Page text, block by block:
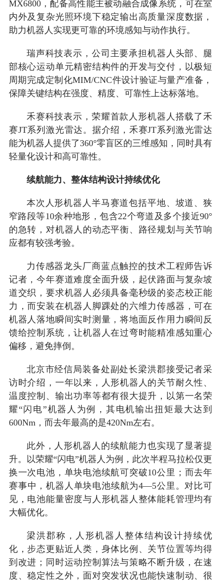
MX6800，配备高性能主被动融合成像系统，可在室
内外及复杂光照环境下稳定输出高质量深度数据，
助力机器人实现更可靠的环境感知与动作执行。
瑞声科技表示，公司主要承担机器人头部、腿
部核心运动单元精密结构件的开发与交付，以极短
周期完成定制化MIM/CNC件设计验证与量产准备，
保障关键结构在强度、精度、可靠性上达标落地。
禾赛科技表示，荣耀首款人形机器人搭载了禾
赛JT系列激光雷达。据介绍，禾赛JT系列激光雷达
能为机器人提供了360°零盲区的三维感知，同时具有
轻量化设计和高可靠性。
续航能力、整体结构设计持续优化
本次人形机器人半马赛道包括平地、坡道、狭
窄路段等10余种地形，包含22个弯道及多个接近90°
的急转，对机器人的动态平衡、路径规划与关节响
应都有较强考验。
力传感器龙头厂商蓝点触控的技术工程师告诉
记者，今年赛道难度全面升级，起伏路面与复杂坡
道交织，要求机器人必须具备毫秒级的姿态校正能
力，而安装在机器人脚踝处的六维力传感器，可在
机器人落地瞬间实时测量，将地面反作用力瞬间反
馈给控制系统，让机器人在过弯时能精准感知重心
偏移，避免摔倒。
北京市经信局装备处副处长梁洪郡接受记者采
访时介绍，一年以来，人形机器人的关节耐久性、
温度控制、输出功率等都有很大提升，以第一名荣
耀“闪电”机器人为例，其电机输出扭矩最大达到
600Nm，而去年最高的是420Nm左右。
此外，人形机器人的续航能力也实现了显著提
升。以荣耀“闪电”机器人为例，此次半程马拉松仅更
换一次电池，单块电池续航可突破10公里；而去年
赛事中，机器人单块电池续航为4—5公里。对比可
见，电池能量密度与人形机器人整体能耗管理均有
大幅优化。
梁洪郡称，人形机器人整体结构设计持续优
化，步态更贴近人类，身体比例、关节位置等均得
到改进；同时运动控制算法与策略不断升级，在速
度、稳定性之外，面对突发状况也能快速制动、很